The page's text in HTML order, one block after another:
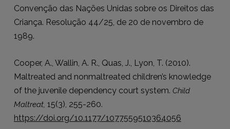
Convenção das Nações Unidas sobre os Direitos das
Criança. Resolução 44/25, de 20 de novembro de
1989.
Cooper, A., Wallin, A. R., Quas, J., Lyon, T. (2010).
Maltreated and nonmaltreated children’s knowledge
of the juvenile dependency court system. Child
Maltreat, 15(3), 255-260.
https://doi.org/10.1177/1077559510364056